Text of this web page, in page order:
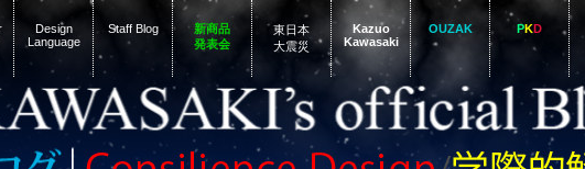
Design
Language
Staff Blog
新商品
発表会
東日本
大震災
Kazuo
Kawasaki
OUZAK PKD